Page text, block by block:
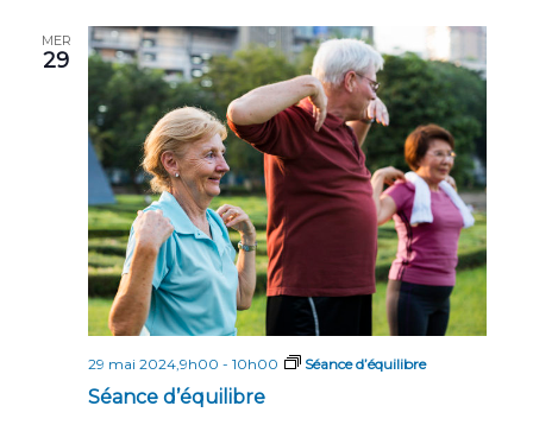
MER
29
Séance d’équilibre
29 mai 2024,9h00 - 10h00 Séance d’équilibre